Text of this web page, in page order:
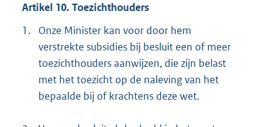
Artikel 10. Toezichthouders
1.
Onze Minister kan voor door hem
verstrekte subsidies bij besluit een of meer
toezichthouders aanwijzen, die zijn belast
met het toezicht op de naleving van het
bepaalde bij of krachtens deze wet.